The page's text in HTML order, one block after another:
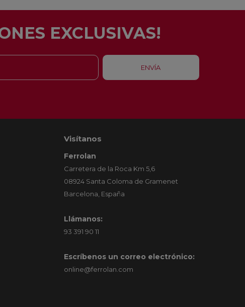
EXCLUSIVAS!
Visítanos
Ferrolan
Carretera de la Roca Km 5,6
08924 Santa Coloma de Gramenet
Barcelona, España
Llámanos:
93 391 90 11
Escríbenos un correo electrónico:
online@ferrolan.com